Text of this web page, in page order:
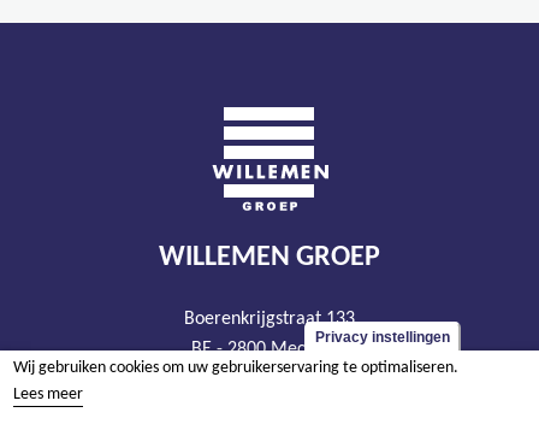
WILLEMEN GROEP
Boerenkrijgstraat 133
BE - 2800 Mechelen
tel +32 15 569 965
Privacy instellingen
Wij gebruiken cookies om uw gebruikerservaring te optimaliseren.
Lees meer